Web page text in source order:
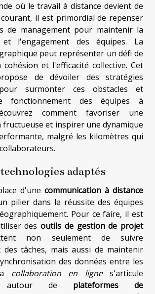
où le travail à distance devient de
il est primordial de repenser
de management pour maintenir la
et l'engagement des équipes. La
peut représenter un défi de
et l'efficacité collective. Cet
de dévoiler des stratégies
surmonter ces obstacles et
fonctionnement des équipes à
comment favoriser une
et inspirer une dynamique
malgré les kilomètres qui
adaptés
d'une communication à distance
pilier dans la réussite des équipes
Pour ce faire, il est
desoutils de gestion de projet
non seulement de suivre
des tâches, mais aussi de maintenir
des données entre les
collaboration en lignes'articule
autour de plateformes de